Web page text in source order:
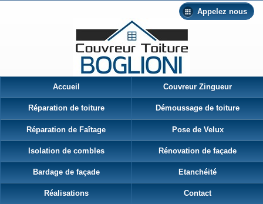
Appelez nous
Accueil Couvreur Zingueur
Réparation de toiture Démoussage de toiture
Réparation de Faîtage Pose de Velux
Isolation de combles Rénovation de façade
Bardage de façade Etanchéité
Réalisations Contact